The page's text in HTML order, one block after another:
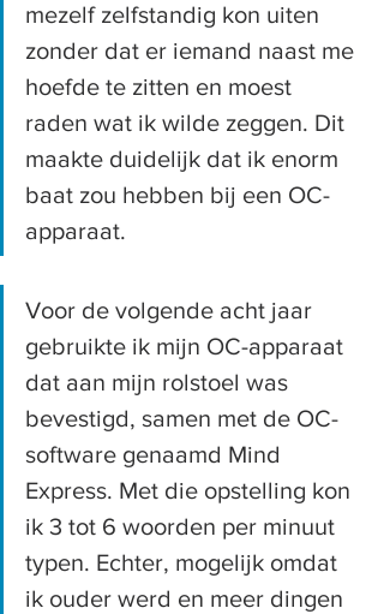
mezelf zelfstandig kon uiten
zonder dat er iemand naast me
hoefde te zitten en moest
raden wat ik wilde zeggen. Dit
maakte duidelijk dat ik enorm
baat zou hebben bij een OC-
apparaat.
Voor de volgende acht jaar
gebruikte ik mijn OC-apparaat
dat aan mijn rolstoel was
bevestigd, samen met de OC-
software genaamd Mind
Express. Met die opstelling kon
ik 3 tot 6 woorden per minuut
typen. Echter, mogelijk omdat
ik ouder werd en meer dingen